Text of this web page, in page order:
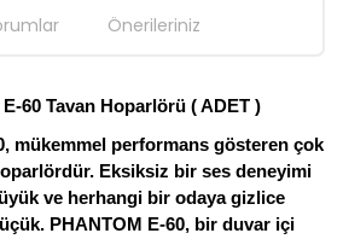
Önerileriniz
60 Tavan Hoparlörü ( ADET )
mükemmel performans gösteren çok
Eksiksiz bir ses deneyimi
ve herhangi bir odaya gizlice
PHANTOM E-60, bir duvar içi